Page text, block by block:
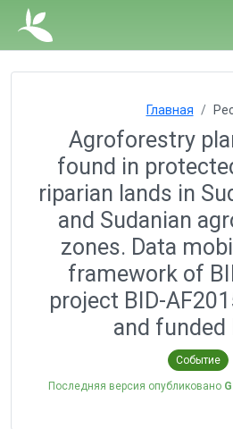
Главная
Agroforestry
found in
riparian lands in
and Sudanian
zones. Data
framework of
project BID-
and funded
Событие
Последняя версия опубликовано